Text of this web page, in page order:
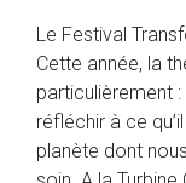
Le Festival
Cette année, la
particulièrement
réfléchir à ce
planète dont